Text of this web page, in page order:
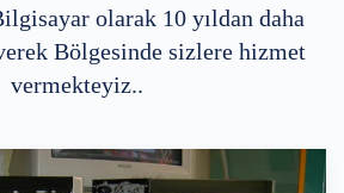
olarak 10 yıldan daha
Bölgesinde sizlere hizmet
vermekteyiz..